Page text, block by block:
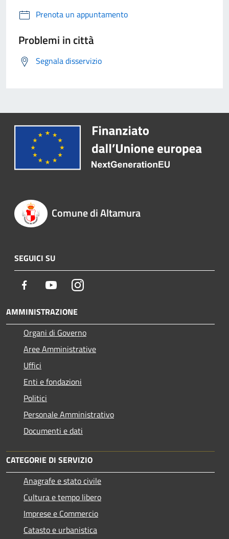
Prenota un appuntamento
Problemi in città
Segnala disservizio
Comune di Altamura
SEGUICI SU
Facebook YoutubeInstagram
AMMINISTRAZIONE
Organi di Governo
Aree Amministrative
Uffici
Enti e fondazioni
Politici
Personale Amministrativo
Documenti e dati
CATEGORIE DI SERVIZIO
Anagrafe e stato civile
Cultura e tempo libero
Imprese e Commercio
Catasto e urbanistica